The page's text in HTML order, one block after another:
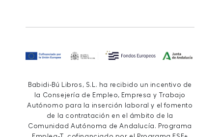
Babidi-Bú Libros, S.L. ha recibido un incentivo de
la Consejería de Empleo, Empresa y Trabajo
Autónomo para la inserción laboral y el fomento
de la contratación en el ámbito de la
Comunidad Autónoma de Andalucía. Programa